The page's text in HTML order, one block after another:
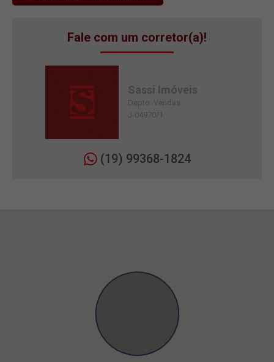
Fale com um corretor(a)!
Sassi Imóveis
Depto. Vendas
J-04970/1
(19) 99368-1824